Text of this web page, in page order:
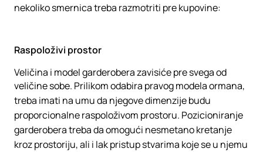
nekoliko smernica treba razmotriti pre kupovine:
Raspoloživi prostor
Veličina i model garderobera zavisiće pre svega od
veličine sobe. Prilikom odabira pravog modela ormana,
treba imati na umu da njegove dimenzije budu
proporcionalne raspoloživom prostoru. Pozicioniranje
garderobera treba da omogući nesmetano kretanje
kroz prostoriju, ali i lak pristup stvarima koje se u njemu